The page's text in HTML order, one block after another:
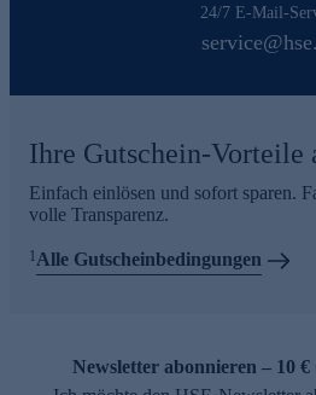
24/7 E-Mail-
Ihre Gutschein-
Einfach einlösen und sofort sparen.
volle Transparenz.
1 Alle Gutscheinbedingungen
Newsletter abonnieren – 10